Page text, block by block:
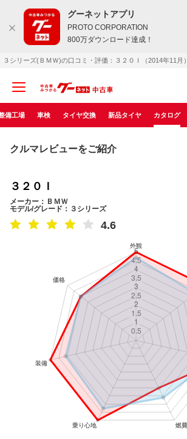
グーネットアプリ
PROTO CORPORATION
800万ダウンロード達成！
３シリーズ(ＢＭＷ)の口コミ・評価：３２０Ｉ（2014年11月）
備工場 車検 タイヤ交換 新品タイヤ カタログ
クルマレビューをご紹介
３２０Ｉ
メーカー：ＢＭＷ
モデル/グレード：３シリーズ
4.6